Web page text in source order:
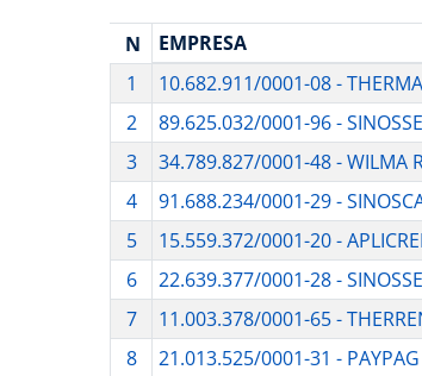
N
EMPRESA
1
10.682.911/0001-08 -
2
89.625.032/0001-96 -
3
34.789.827/0001-48 - WILMA
4
91.688.234/0001-29 -
5
15.559.372/0001-20 -
6
22.639.377/0001-28 -
7
11.003.378/0001-65 -
8
21.013.525/0001-31 - PAYPAG